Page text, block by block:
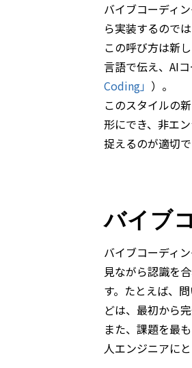
バイブコーディ
ら実装するので
この呼び方は新
言語で伝え、AI
Coding」 ）。
このスタイルの
形にでき、非エ
捉えるのが適切で
バイブ
バイブコーディ
見ながら認識を
す。たとえば、
どは、最初から
また、課題を最
人エンジニアに